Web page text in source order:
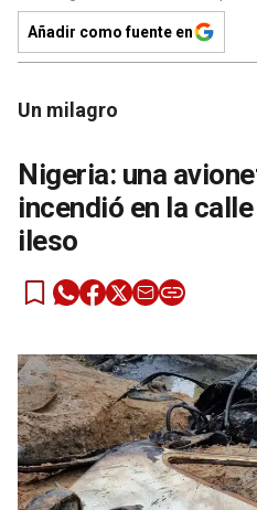
Añadir como fuente en
Un milagro
Nigeria: una
incendió en la
ileso